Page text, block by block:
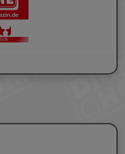
Datenschutz